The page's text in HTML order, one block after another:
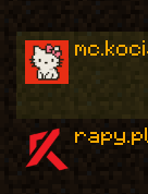
rapy.pl